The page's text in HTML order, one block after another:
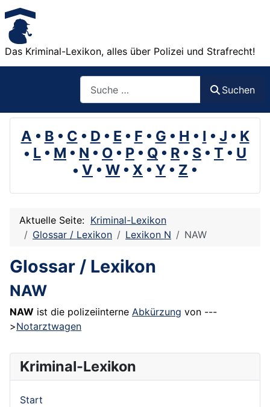
Das Kriminal-Lexikon, alles über Polizei und Strafrecht!
Suchen
A • B • C • D • E • F • G • H • I • J • K
• L • M • N • O • P • Q • R • S • T • U
• V • W • X • Y • Z •
Aktuelle Seite: Kriminal-Lexikon
Glossar / Lexikon
Lexikon N NAW
Glossar / Lexikon
NAW
NAW ist die polizeiinterne Abkürzung von ---
>Notarztwagen
Kriminal-Lexikon
Start